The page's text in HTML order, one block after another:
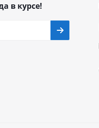
в курсе!